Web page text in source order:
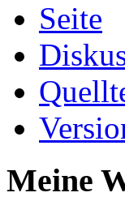
Seite
Meine